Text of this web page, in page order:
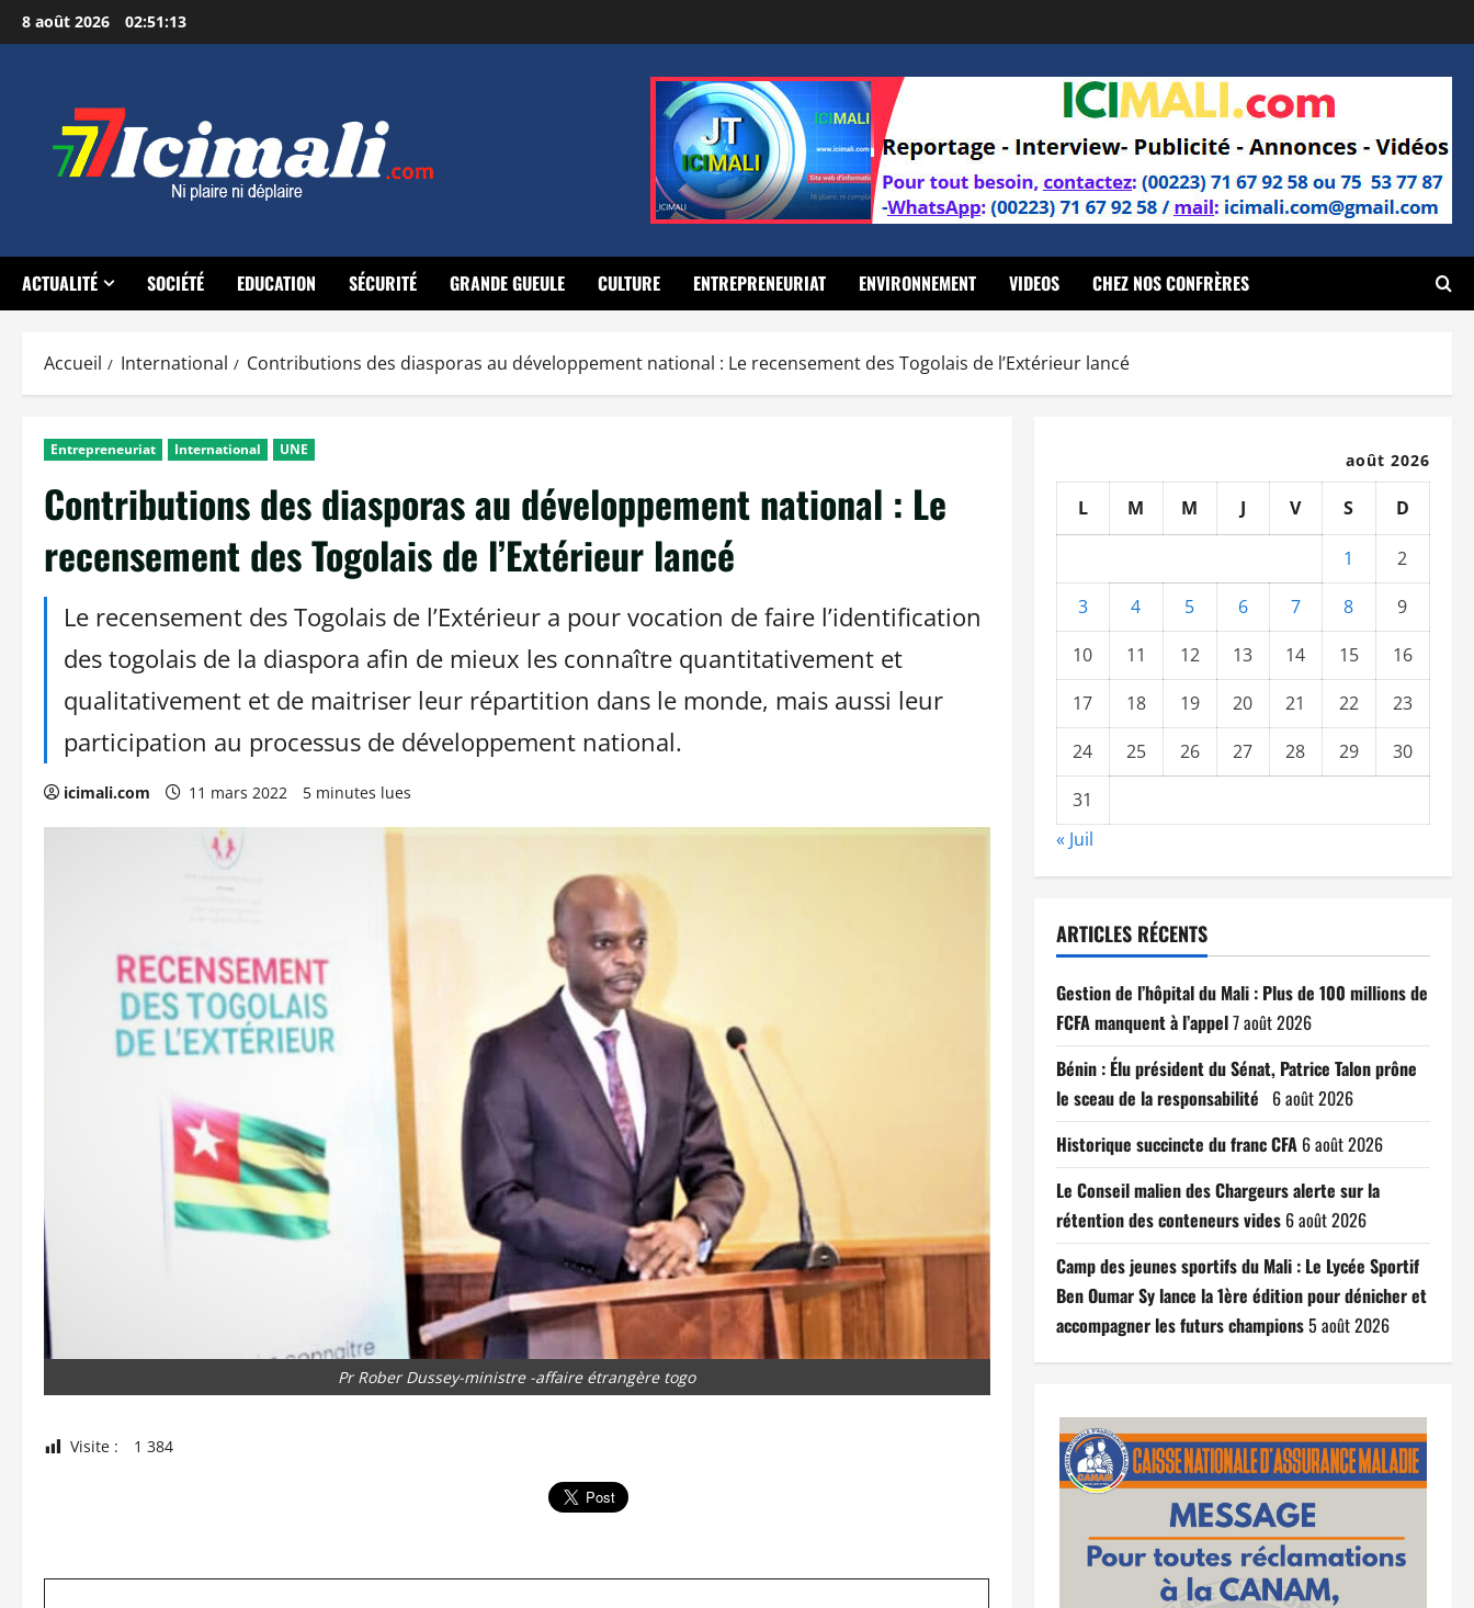
Aller
au
8 août 2026 02:51:14
ACTUALITÉ SOCIÉTÉ EDUCATION SÉCURITÉ GRANDE GUEULE CULTURE ENTREPRENEURIAT ENVIRONNEMENT VIDEOS CHEZ NOS CONFRÈRES
Accueil International Contributions des diasporas au développement national : Le recensement des Togolais de l’Extérieur lancé
Entrepreneuriat International UNE
Contributions des diasporas au développement national : Le
recensement des Togolais de l’Extérieur lancé
Le recensement des Togolais de l’Extérieur a pour vocation de faire l’identification
des togolais de la diaspora afin de mieux les connaître quantitativement et
qualitativement et de maitriser leur répartition dans le monde, mais aussi leur
participation au processus de développement national.
icimali.com 11 mars 2022 5 minutes lues
Pr Rober Dussey-ministre -affaire étrangère togo
Visite : 1 384
août 2026
L M M J V S D
1
2
3
4 5 6 7 8
9
10
11 12 13 14 15
16
17
18 19 20 21 22
23
24
25 26 27 28 29
30
31
« Juil
ARTICLES RÉCENTS
Gestion de l’hôpital du Mali : Plus de 100 millions de
FCFA manquent à l’appel7 août 2026
Bénin : Élu président du Sénat, Patrice Talon prône
le sceau de la responsabilité 6 août 2026
Historique succincte du franc CFA 6 août 2026
Le Conseil malien des Chargeurs alerte sur la
rétention des conteneurs vides 6 août 2026
Camp des jeunes sportifs du Mali : Le Lycée Sportif
Ben Oumar Sy lance la 1ère édition pour dénicher et
accompagner les futurs champions5 août 2026